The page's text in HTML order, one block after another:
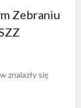
Zebraniu
znalazły się